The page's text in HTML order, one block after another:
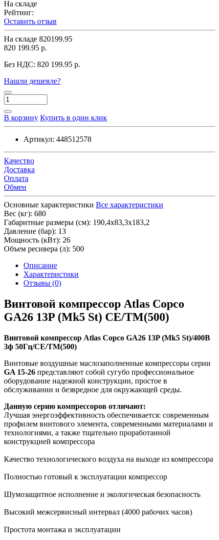
На складе
Рейтинг:
Оставить отзыв
На складе 820199.95
820 199.95 р.
Без НДС: 820 199.95 р.
Нашли дешевле?
В корзину Купить в один клик
Артикул: 448512578
Качество
Доставка
Оплата
Обмен
Основные характеристики Все характеристики
Вес (кг): 680
Габаритные размеры (см): 190,4х83,3х183,2
Давление (бар): 13
Мощность (кВт): 26
Объем ресивера (л): 500
Описание
Характеристики
Отзывы (0)
Винтовой компрессор Atlas Copco
GA26 13P (Mk5 St) СЕ/TM(500)
Винтовой компрессор Atlas Copco GA26 13P (Mk5 St)/400В
3ф 50Гц/СЕ/TM(500)
Винтовые воздушные маслозаполненные компрессоры серии
GA 15-26 представляют собой сугубо профессиональное
оборудование надежной конструкции, простое в
обслуживании и безвредное для окружающей среды.
Данную серию компрессоров отличают:
Лучшая энергоэффективность обеспечивается: современным
профилем винтового элемента, современными материалами и
технологиями, а также тщательно проработанной
конструкцией компрессора
Качество технологического воздуха на выходе из компрессора
Полностью готовый к эксплуатации компрессор
Шумозащитное исполнение и экологическая безопасность
Высокий межсервисный интервал (4000 рабочих часов)
Простота монтажа и эксплуатации